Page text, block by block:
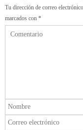
Tu dirección de correo
marcados con *